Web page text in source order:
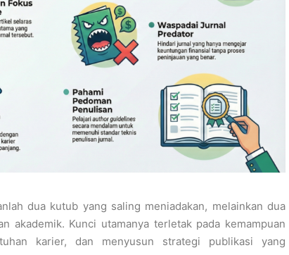
dua kutub yang saling meniadakan, melainkan dua
akademik. Kunci utamanya terletak pada kemampuan
karier, dan menyusun strategi publikasi yang